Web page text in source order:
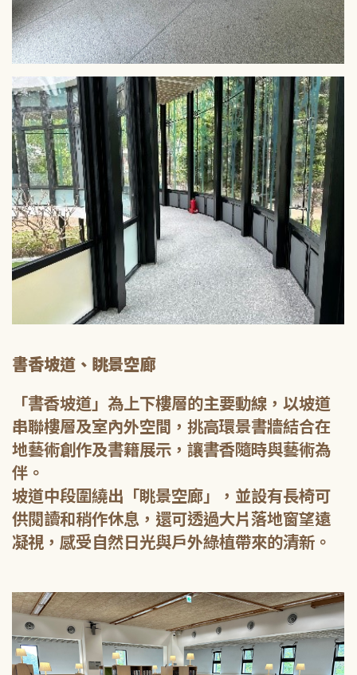
書香坡道、眺景空廊
「書香坡道」為上下樓層的主要動線，以坡道
串聯樓層及室內外空間，挑高環景書牆結合在
地藝術創作及書籍展示，讓書香隨時與藝術為
伴。
坡道中段圍繞出「眺景空廊」，並設有長椅可
供閱讀和稍作休息，還可透過大片落地窗望遠
凝視，感受自然日光與戶外綠植帶來的清新。